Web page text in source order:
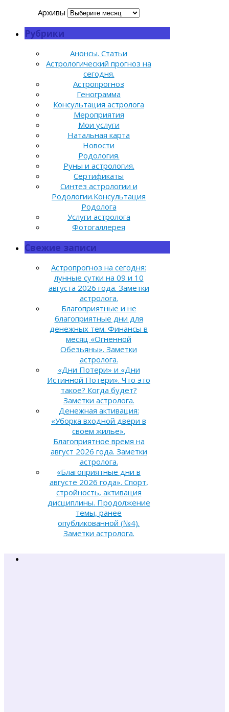
Архивы
Рубрики
Анонсы. Статьи
Астрологический прогноз на
сегодня.
Астропрогноз
Генограмма
Консультация астролога
Мероприятия
Мои услуги
Натальная карта
Новости
Родология.
Руны и астрология.
Сертификаты
Синтез астрологии и
Родологии.Консультация
Родолога
Услуги астролога
Фотогаллерея
Свежие записи
Астропрогноз на сегодня:
лунные сутки на 09 и 10
августа 2026 года. Заметки
астролога.
Благоприятные и не
благоприятные дни для
денежных тем. Финансы в
месяц «Огненной
Обезьяны». Заметки
астролога.
«Дни Потери» и «Дни
Истинной Потери». Что это
такое? Когда будет?
Заметки астролога.
Денежная активация:
«Уборка входной двери в
своем жилье».
Благоприятное время на
август 2026 года. Заметки
астролога.
«Благоприятные дни в
августе 2026 года». Спорт,
стройность, активация
дисциплины. Продолжение
темы, ранее
опубликованной (№4).
Заметки астролога.